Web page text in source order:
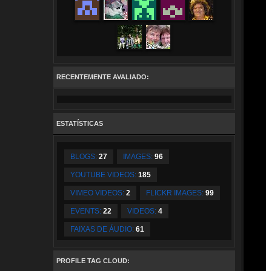
RECENTEMENTE AVALIADO:
ESTATÍSTICAS
BLOGS: 27 IMAGES: 96
YOUTUBE VIDEOS: 185
VIMEO VIDEOS: 2 FLICKR IMAGES: 99
EVENTS: 22 VIDEOS: 4
FAIXAS DE ÁUDIO: 61
PROFILE TAG CLOUD: